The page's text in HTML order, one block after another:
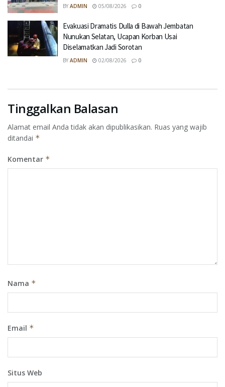
BY ADMIN 05/08/2026 0
Evakuasi Dramatis Dulla di Bawah Jembatan
Nunukan Selatan, Ucapan Korban Usai
Diselamatkan Jadi Sorotan
BY ADMIN 02/08/2026 0
Tinggalkan Balasan
Alamat email Anda tidak akan dipublikasikan. Ruas yang wajib
ditandai *
Komentar *
Nama *
Email *
Situs Web